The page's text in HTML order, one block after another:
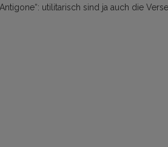
utilitarisch sind ja auch die Verse